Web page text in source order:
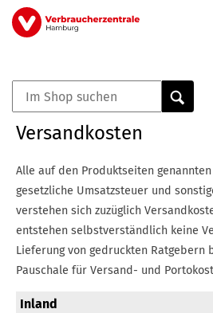
Direkt
zum
0
Versandkosten
Alle auf den Produktseiten
gesetzliche Umsatzsteuer und
verstehen sich zuzüglich
entstehen selbstverständlich keine
Lieferung von gedruckten Ratgebern
Pauschale für Versand- und
Inland